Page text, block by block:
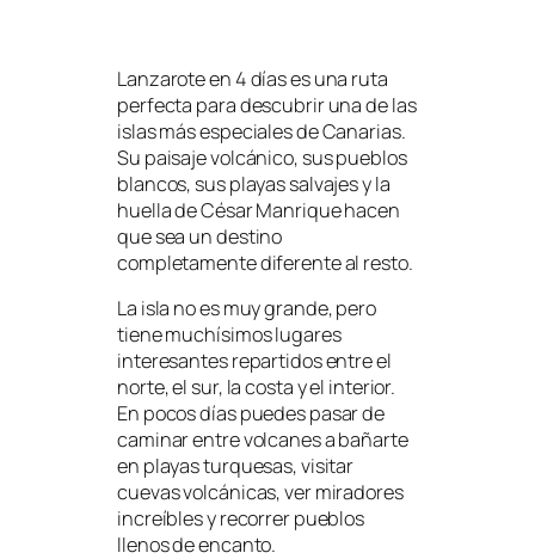
Lanzarote en 4 días es una ruta
perfecta para descubrir una de las
islas más especiales de Canarias.
Su paisaje volcánico, sus pueblos
blancos, sus playas salvajes y la
huella de César Manrique hacen
que sea un destino
completamente diferente al resto.
La isla no es muy grande, pero
tiene muchísimos lugares
interesantes repartidos entre el
norte, el sur, la costa y el interior.
En pocos días puedes pasar de
caminar entre volcanes a bañarte
en playas turquesas, visitar
cuevas volcánicas, ver miradores
increíbles y recorrer pueblos
llenos de encanto.